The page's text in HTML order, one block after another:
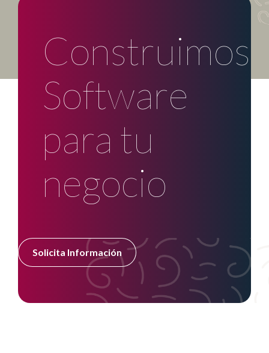
Construimos
Software
para tu
negocio
Solicita Información